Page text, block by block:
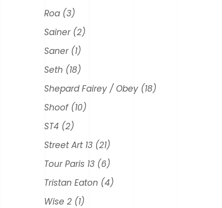
Roa (3)
Sainer(2)
Saner(1)
Seth (18)
Shepard Fairey / Obey (18)
Shoof(10)
ST4 (2)
Street Art 13 (21)
Tour Paris 13 (6)
Tristan Eaton (4)
Wise 2 (1)